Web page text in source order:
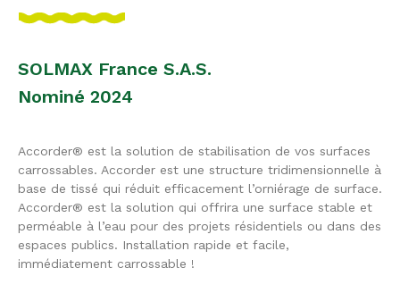
SOLMAX France S.A.S.
Nominé 2024
Accorder® est la solution de stabilisation de vos surfaces
carrossables. Accorder est une structure tridimensionnelle à
base de tissé qui réduit efficacement l’orniérage de surface.
Accorder® est la solution qui offrira une surface stable et
perméable à l’eau pour des projets résidentiels ou dans des
espaces publics. Installation rapide et facile,
immédiatement carrossable !